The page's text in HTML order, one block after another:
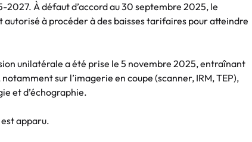
2027. À défaut d’accord au 30 septembre 2025, le
autorisé à procéder à des baisses tarifaires pour atteindre
unilatérale a été prise le 5 novembre 2025, entraînant
sur l’imagerie en coupe (scanner, IRM, TEP),
et d’échographie.
apparu.